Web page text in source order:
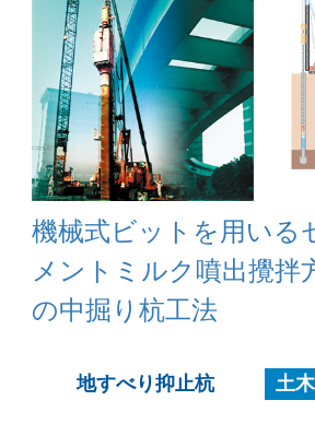
機械式ビットを用いる
メントミルク噴出攪拌
の中掘り杭工法
地すべり抑止杭 土木